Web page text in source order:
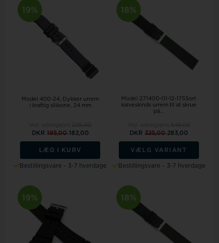
19%
Model 400-24
Dykker urrem
i kraftig silikone, 24 mm
DKR 195,00182,00
LÆG I KURV
Bestillingsvare - 3-7 hverdage
18%
Model 271400-01-12-175Sort
kalveskinds urrem til at skrue
på...
DKR 325,00283,00
VÆLG VARIANT
Bestillingsvare - 3-7 hverdage
19% 18%